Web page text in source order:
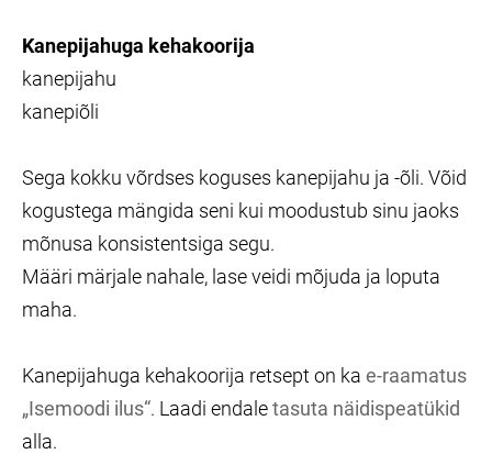
Kanepijahuga kehakoorija
kanepijahu
kanepiõli
Sega kokku võrdses koguses kanepijahu ja -õli. Võid
kogustega mängida seni kui moodustub sinu jaoks
mõnusa konsistentsiga segu.
Määri märjale nahale, lase veidi mõjuda ja loputa
maha.
Kanepijahuga kehakoorija retsept on ka e-raamatus
„Isemoodi ilus“. Laadi endaletasuta näidispeatükid
alla.